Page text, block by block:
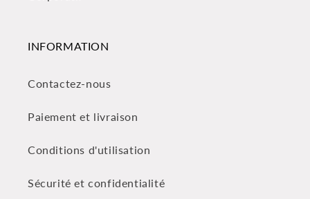
INFORMATION
Contactez-nous
Paiement et livraison
Conditions d'utilisation
Sécurité et confidentialité